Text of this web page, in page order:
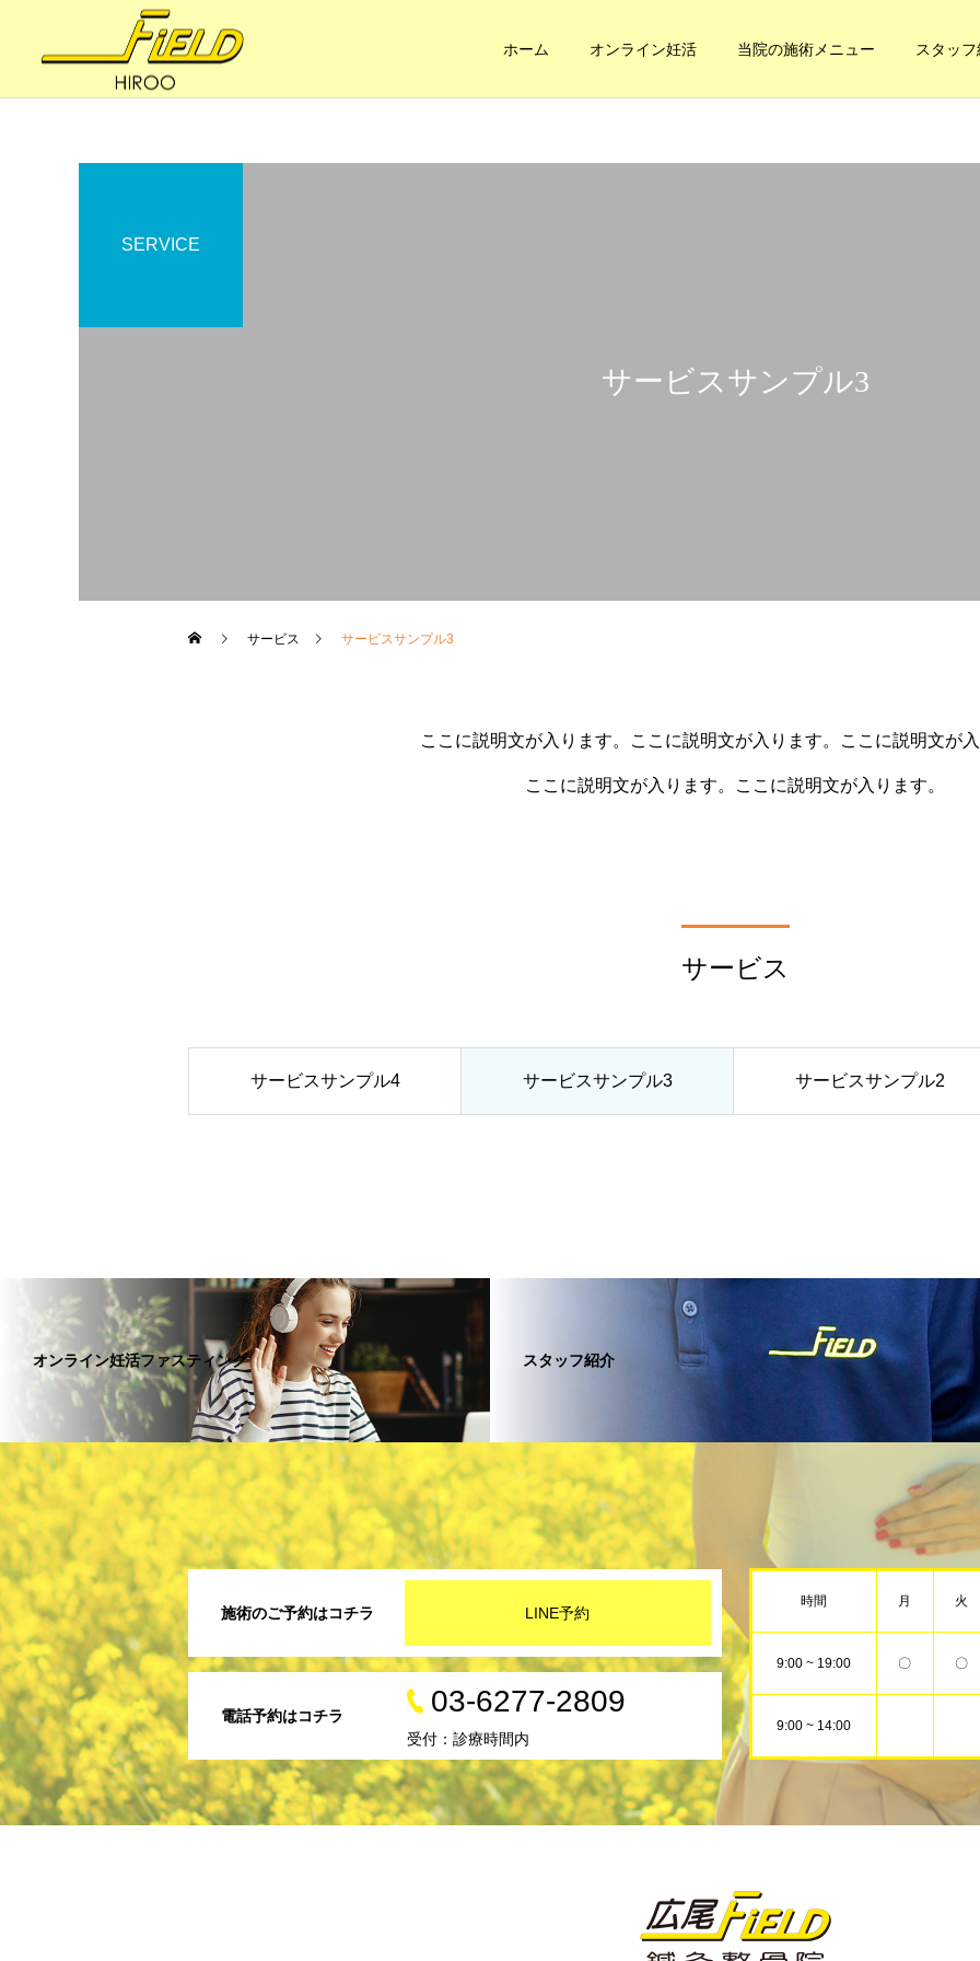
ホーム オンライン妊活 当院の施術メニュー スタッ
妊活の8BALANCE 〜ファ
サービスサンプル3
SERVICE
サービス サービスサンプル3
ここに説明文が入ります。ここに説明文が入ります。ここに説明文が
ここに説明文が入ります。ここに説明文が入ります。
サービス
サービスサンプル4 サービスサンプル3 サービスサンプル2
オンライン妊活ファスティング スタッフ紹介
施術のご予約はコチラ LINE予約
電話予約はコチラ 03-6277-2809
受付：診療時間内
時間 月 火
9:00 ~ 19:00 〇 〇
9:00 ~ 14:00